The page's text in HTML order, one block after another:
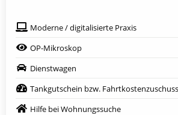
Moderne / digitalisierte Praxis
OP-Mikroskop
Dienstwagen
Tankgutschein bzw. Fahrtkostenzuschuss
Hilfe bei Wohnungssuche